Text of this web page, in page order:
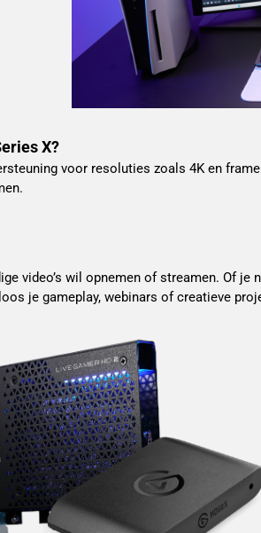
X?
voor resoluties zoals 4K en
video’s wil opnemen of streamen. Of
je gameplay, webinars of creatieve